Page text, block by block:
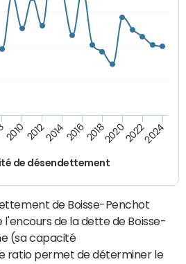
de désendettement
2010 2012201420162018202020222024
de Boisse-Penchot
de la dette de Boisse-
(sa capacité
ratio permet de déterminer le